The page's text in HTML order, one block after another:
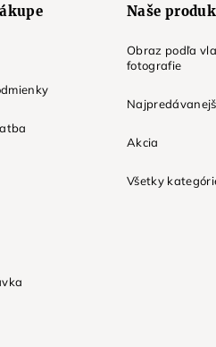
Naše
Obraz podľa
fotografie
Akcia
Všetky